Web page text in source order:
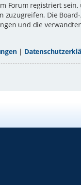
Forum registriert
zuzugreifen. Die
und die
|